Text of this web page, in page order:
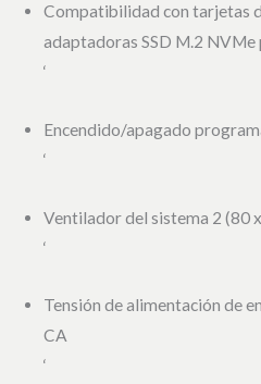
Compatibilidad con tarjetas
adaptadoras SSD M.2 NVMe
‘
Encendido/apagado
‘
Ventilador del sistema 2 (80
‘
Tensión de alimentación de
CA
‘